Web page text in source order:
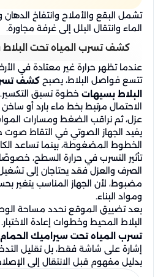
تشمل البقع والأملاح وانتفاخ
الماء وانتقال البلل إلى غرفة مجاورة.
كشف تسرب المياه تحت
عندما تظهر حرارة غير معتادة في
تتسع فواصل البلاط، يصبح كشف
البلاط بسيهات خطوة تسبق
الاحتمال مرتبط بخط ماء بارد أو
عزل، ثم نراقب الضغط ومسارات
يفيد الجهاز الصوتي في التقاط صوت
الخطوط المضغوطة، بينما تساعد
تأثير التسرب في حرارة السطح،
الصرف والعزل فقد يحتاجان إلى
مضبوط، لأن الجهاز المناسب يتغير
ومواد البناء.
بعد تضييق الموقع نحدد مساحة
البلاط المحيط وخطوات إعادة
تسرب المياه تحت سيراميك
إشارة على شاشة فقط، بل تقليل
بدليل مفهوم قبل الانتقال إلى